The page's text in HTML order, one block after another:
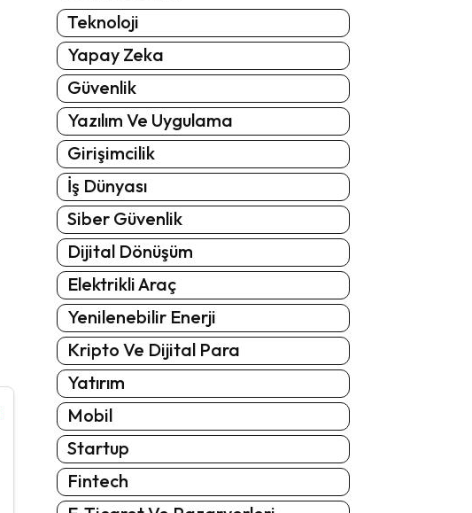
Teknoloji
Yapay Zeka
Güvenlik
Yazılım Ve Uygulama
Girişimcilik
İş Dünyası
Siber Güvenlik
Dijital Dönüşüm
Elektrikli Araç
Yenilenebilir Enerji
Kripto Ve Dijital Para
Yatırım
Mobil
Startup
Fintech